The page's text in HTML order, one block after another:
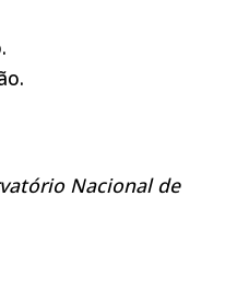
Nacional de